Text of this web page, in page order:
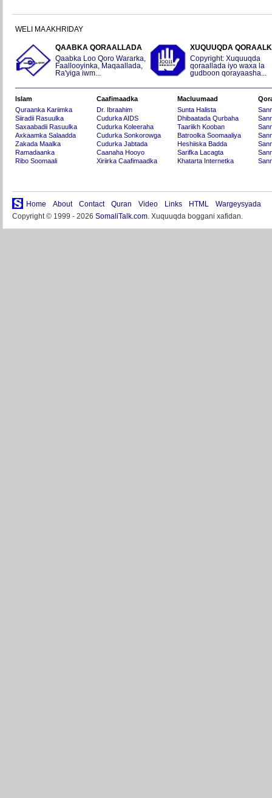
WELI MA AKHRIDAY
QAABKA QORAALLADA
Qaabka Loo Qoro Wararka,
Faallooyinka, Maqaallada,
Ra'yiga iwm...
XUQUUQDA
Copyright: Xuquuqda
qoraallada iyo waxa la
gudboon qorayaasha...
Islam
Quraanka Kariimka
Siiradii Rasuulka
Saxaabadii Rasuulka
Axkaamka Salaadda
Zakada Maalka
Ramadaanka
Ribo Soomaali
Caafimaadka
Dr. Ibraahim
Cudurka AIDS
Cudurka Koleeraha
Cudurka Sonkorowga
Cudurka Jabtada
Caanaha Hooyo
Xiriirka Caafimaadka
Macluumaad
Sunta Halista
Dhibaatada Qurbaha
Taariikh Kooban
Batroolka Soomaaliya
Heshiiska Badda
Sarifka Lacagta
Khatarta Internetka
Home About Contact Quran Video Links HTML
Wargeysyada
Copyright © 1999 - 2026 SomaliTalk.com. Xuquuqda boggani xafidan.